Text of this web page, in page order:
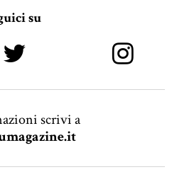
su
scrivi a